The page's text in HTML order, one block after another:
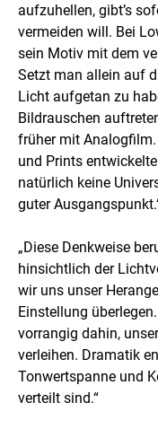
aufzuhellen, gibt’s
vermeiden will. Bei
sein Motiv mit dem
Setzt man allein auf
Licht aufgetan zu
Bildrauschen
früher mit
und Prints
natürlich keine
guter
„Diese Denkweise
hinsichtlich der
wir uns unser
Einstellung
vorrangig dahin,
verleihen. Dramatik
Tonwertspanne und
verteilt sind.“